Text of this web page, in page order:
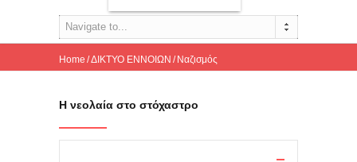
Navigate to...
Home ΔΙΚΤΥΟ ΕΝΝΟΙΩΝ
Ναζισμός
Η νεολαία στο στόχαστρο